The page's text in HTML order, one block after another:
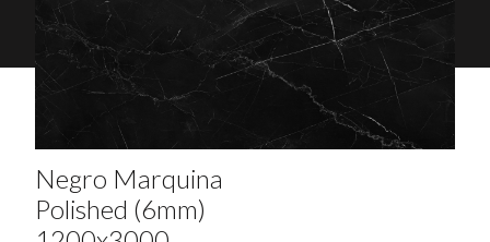
Negro Marquina
Polished (6mm)